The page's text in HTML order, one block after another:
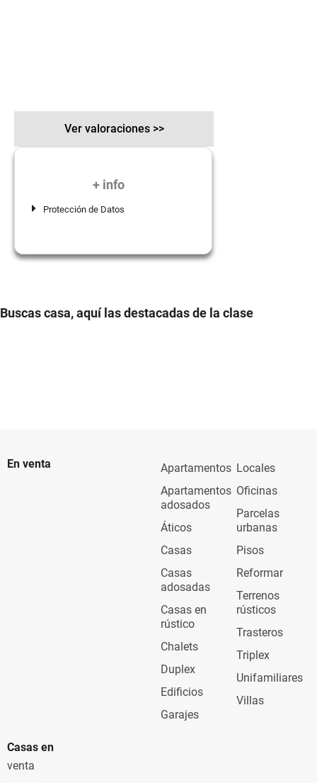
Ver valoraciones >>
+ info
Protección de Datos
Buscas casa, aquí las destacadas de la clase
En venta
Apartamentos
Apartamentos
adosados
Áticos
Casas
Casas
adosadas
Casas en
rústico
Chalets
Duplex
Edificios
Garajes
Locales
Oficinas
Parcelas
urbanas
Pisos
Reformar
Terrenos
rústicos
Trasteros
Triplex
Unifamiliares
Villas
Casas en
venta